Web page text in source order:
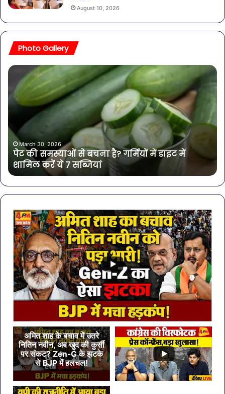
August 10, 2026
Photo Gallery
पेट
समस्याओं
गर्मियों
डाइट
शामिल
करें
ये
सब्जियां
March 30, 2026
पेट की समस्याओं से बचना है? गर्मियों में डाइट में
शामिल करें ये 7 सब्जियां
के
अमित शाह के बचाव में उतरे
नितिन नवीन, अब खुद की कुर्सी
पर संकट? Zen-G के झटके
से BJP में हलचल!